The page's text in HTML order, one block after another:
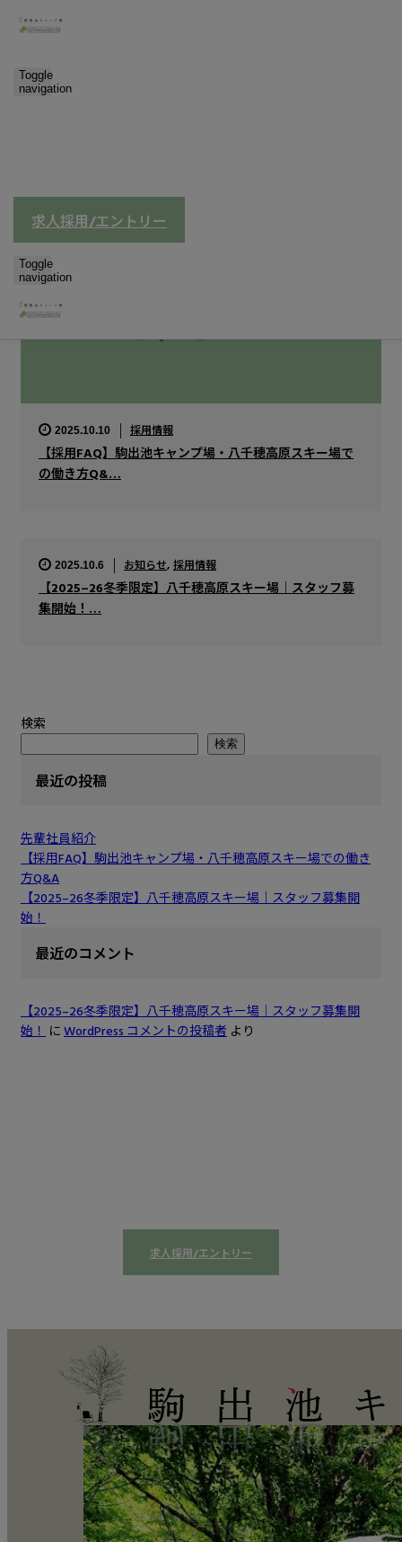
Toggle
navigation
求人採用/エントリー
Toggle
navigation
先輩社員紹介
2025.10.10 採用情報
【採用FAQ】駒出池キャンプ場・八千穂高原スキー場で
の働き方Q&…
2025.10.6 お知らせ, 採用情報
【2025–26冬季限定】八千穂高原スキー場｜スタッフ募
集開始！…
検索
検索
最近の投稿
先輩社員紹介
【採用FAQ】駒出池キャンプ場・八千穂高原スキー場での働き
方Q&A
【2025–26冬季限定】八千穂高原スキー場｜スタッフ募集開
始！
最近のコメント
【2025–26冬季限定】八千穂高原スキー場｜スタッフ募集開
始！ に WordPress コメントの投稿者 より
求人採用/エントリー